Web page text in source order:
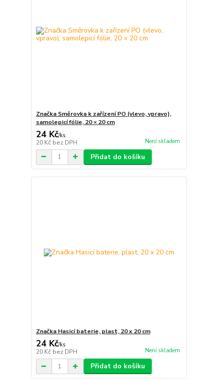
Značka Směrovka k zařízení PO (vlevo, vpravo),
samolepicí fólie, 20 × 20 cm
24 Kč/ks
20 Kč bez DPH Není skladem
Přidat do košíku
Značka Hasicí baterie, plast, 20 x 20 cm
24 Kč/ks
20 Kč bez DPH Není skladem
Přidat do košíku